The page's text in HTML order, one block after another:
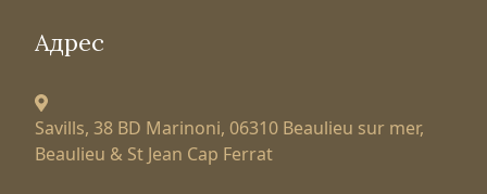
Адрес
Savills, 38 BD Marinoni, 06310 Beaulieu sur mer,
Beaulieu & St Jean Cap Ferrat